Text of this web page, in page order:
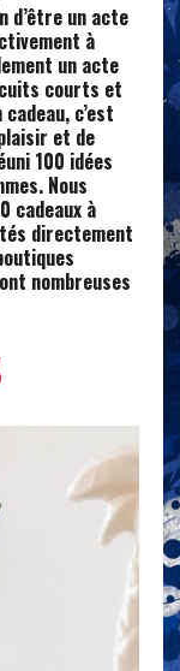
d’être un acte
à
un acte
courts et
c’est
et de
100 idées
Nous
cadeaux à
directement
nombreuses